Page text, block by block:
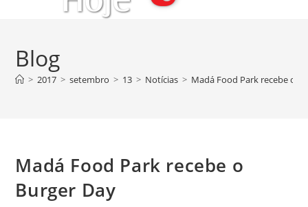
Blog
> 2017 > setembro > 13 > Notícias > Madá Food Park recebe o
Madá Food Park recebe o
Burger Day